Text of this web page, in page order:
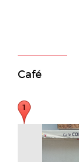
Café